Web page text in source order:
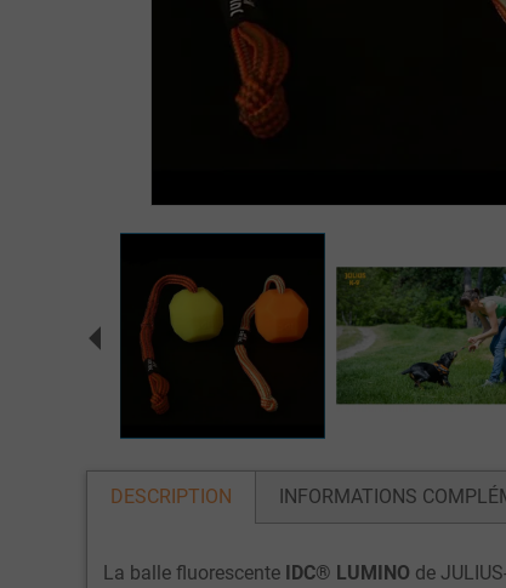
DESCRIPTION INFORMATIONS
La balle fluorescente IDC® LUMINO de